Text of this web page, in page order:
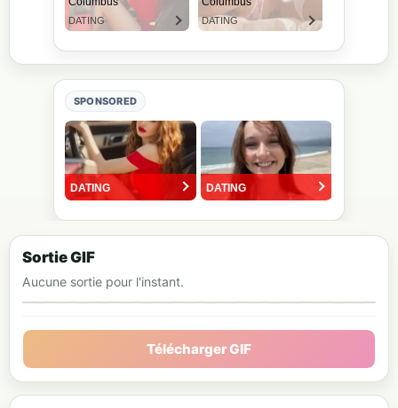
SPONSORED
Sortie GIF
Aucune sortie pour l'instant.
Aperçu GIF animé
Télécharger GIF